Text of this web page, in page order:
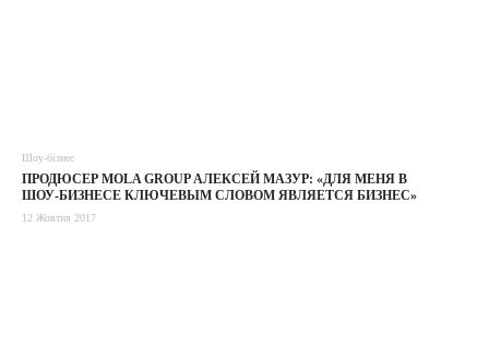
Шоу-бізнес
ПРОДЮСЕР MOLA GROUP АЛЕКСЕЙ МАЗУР: «ДЛЯ МЕНЯ В
ШОУ-БИЗНЕСЕ КЛЮЧЕВЫМ СЛОВОМ ЯВЛЯЕТСЯ БИЗНЕС»
12 Жовтня 2017